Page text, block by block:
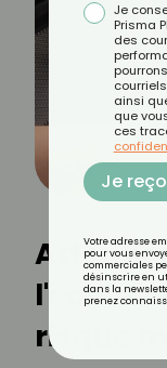
l'eau au
risque
Je
Prisma
des
ainsi
que
ces
Je
Votre adresse
pour vous
commerciales
désinscrire en
dans la
prenez